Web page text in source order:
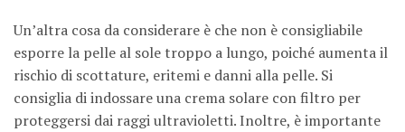
Un’altra cosa da considerare è che non è consigliabile
esporre la pelle al sole troppo a lungo, poiché aumenta il
rischio di scottature, eritemi e danni alla pelle. Si
consiglia di indossare una crema solare con filtro per
proteggersi dai raggi ultravioletti. Inoltre, è importante